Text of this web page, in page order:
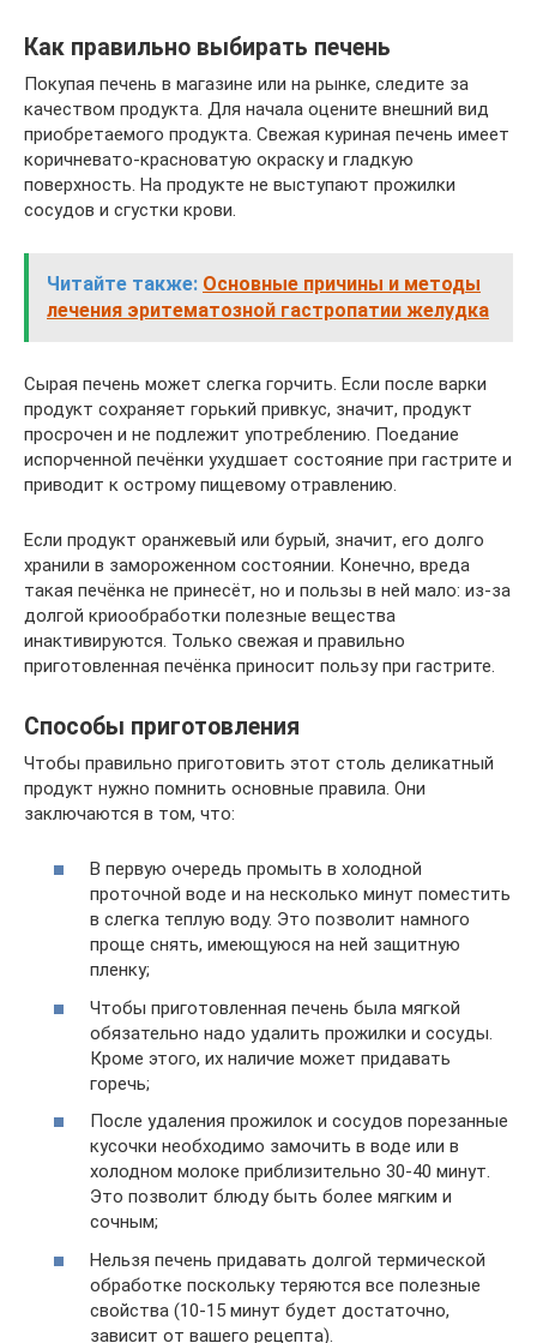
Как правильно выбирать печень
Покупая печень в магазине или на рынке, следите за
качеством продукта. Для начала оцените внешний вид
приобретаемого продукта. Свежая куриная печень имеет
коричневато-красноватую окраску и гладкую
поверхность. На продукте не выступают прожилки
сосудов и сгустки крови.
Читайте также: Основные причины и методы
лечения эритематозной гастропатии желудка
Сырая печень может слегка горчить. Если после варки
продукт сохраняет горький привкус, значит, продукт
просрочен и не подлежит употреблению. Поедание
испорченной печёнки ухудшает состояние при гастрите и
приводит к острому пищевому отравлению.
Если продукт оранжевый или бурый, значит, его долго
хранили в замороженном состоянии. Конечно, вреда
такая печёнка не принесёт, но и пользы в ней мало: из-за
долгой криообработки полезные вещества
инактивируются. Только свежая и правильно
приготовленная печёнка приносит пользу при гастрите.
Способы приготовления
Чтобы правильно приготовить этот столь деликатный
продукт нужно помнить основные правила. Они
заключаются в том, что:
В первую очередь промыть в холодной
проточной воде и на несколько минут поместить
в слегка теплую воду. Это позволит намного
проще снять, имеющуюся на ней защитную
пленку;
Чтобы приготовленная печень была мягкой
обязательно надо удалить прожилки и сосуды.
Кроме этого, их наличие может придавать
горечь;
После удаления прожилок и сосудов порезанные
кусочки необходимо замочить в воде или в
холодном молоке приблизительно 30-40 минут.
Это позволит блюду быть более мягким и
сочным;
Нельзя печень придавать долгой термической
обработке поскольку теряются все полезные
свойства (10-15 минут будет достаточно,
зависит от вашего рецепта).